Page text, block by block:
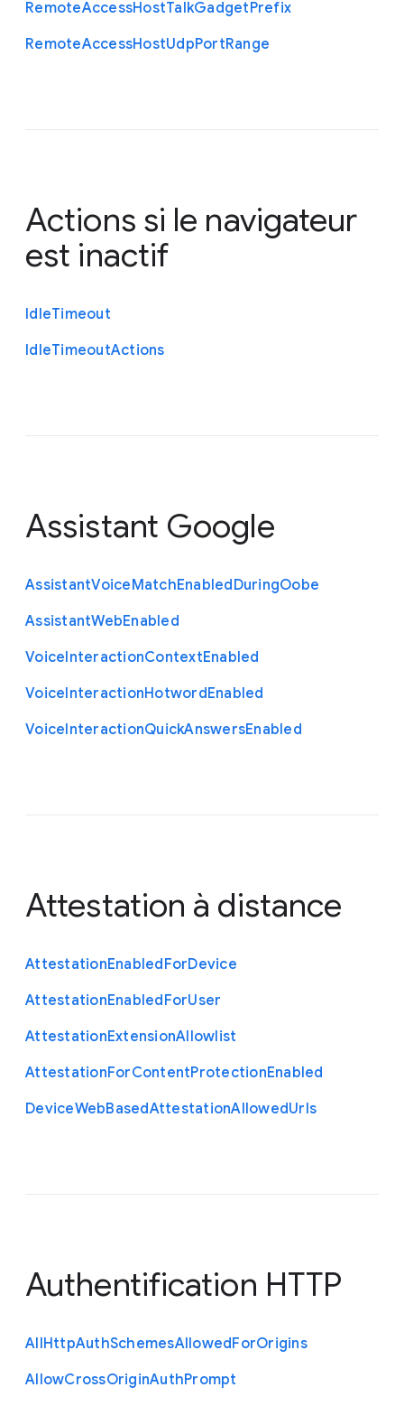
RemoteAccessHostTalkGadgetPrefix
RemoteAccessHostUdpPortRange
Actions si le navigateur
est inactif
IdleTimeout
IdleTimeoutActions
Assistant Google
AssistantVoiceMatchEnabledDuringOobe
AssistantWebEnabled
VoiceInteractionContextEnabled
VoiceInteractionHotwordEnabled
VoiceInteractionQuickAnswersEnabled
Attestation à distance
AttestationEnabledForDevice
AttestationEnabledForUser
AttestationExtensionAllowlist
AttestationForContentProtectionEnabled
DeviceWebBasedAttestationAllowedUrls
Authentification HTTP
AllHttpAuthSchemesAllowedForOrigins
AllowCrossOriginAuthPrompt